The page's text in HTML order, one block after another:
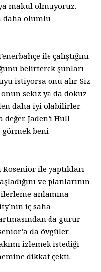
makul olmuyoruz.
daha olumlu
ile çalıştığını
belirterek şunları
istiyorsa onu alır. Siz
sekiz ya da dokuz
daha iyi olabilirler.
Jaden’ı Hull
görmek beni
ile yaptıkları
ve planlarının
anlamına
iç saha
da gurur
da övgüler
izlemek istediği
dikkat çekti.